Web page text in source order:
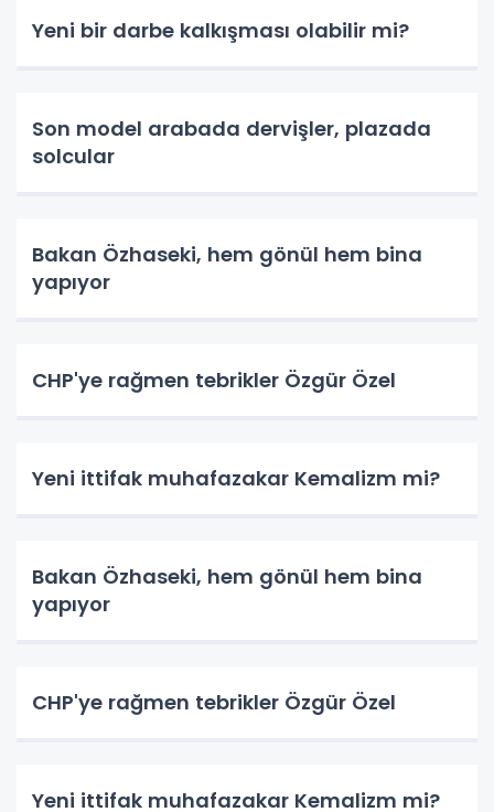
Yeni bir darbe kalkışması olabilir mi?
Son model arabada dervişler, plazada
solcular
Bakan Özhaseki, hem gönül hem bina
yapıyor
CHP'ye rağmen tebrikler Özgür Özel
Yeni ittifak muhafazakar Kemalizm mi?
Bakan Özhaseki, hem gönül hem bina
yapıyor
CHP'ye rağmen tebrikler Özgür Özel
Yeni ittifak muhafazakar Kemalizm mi?